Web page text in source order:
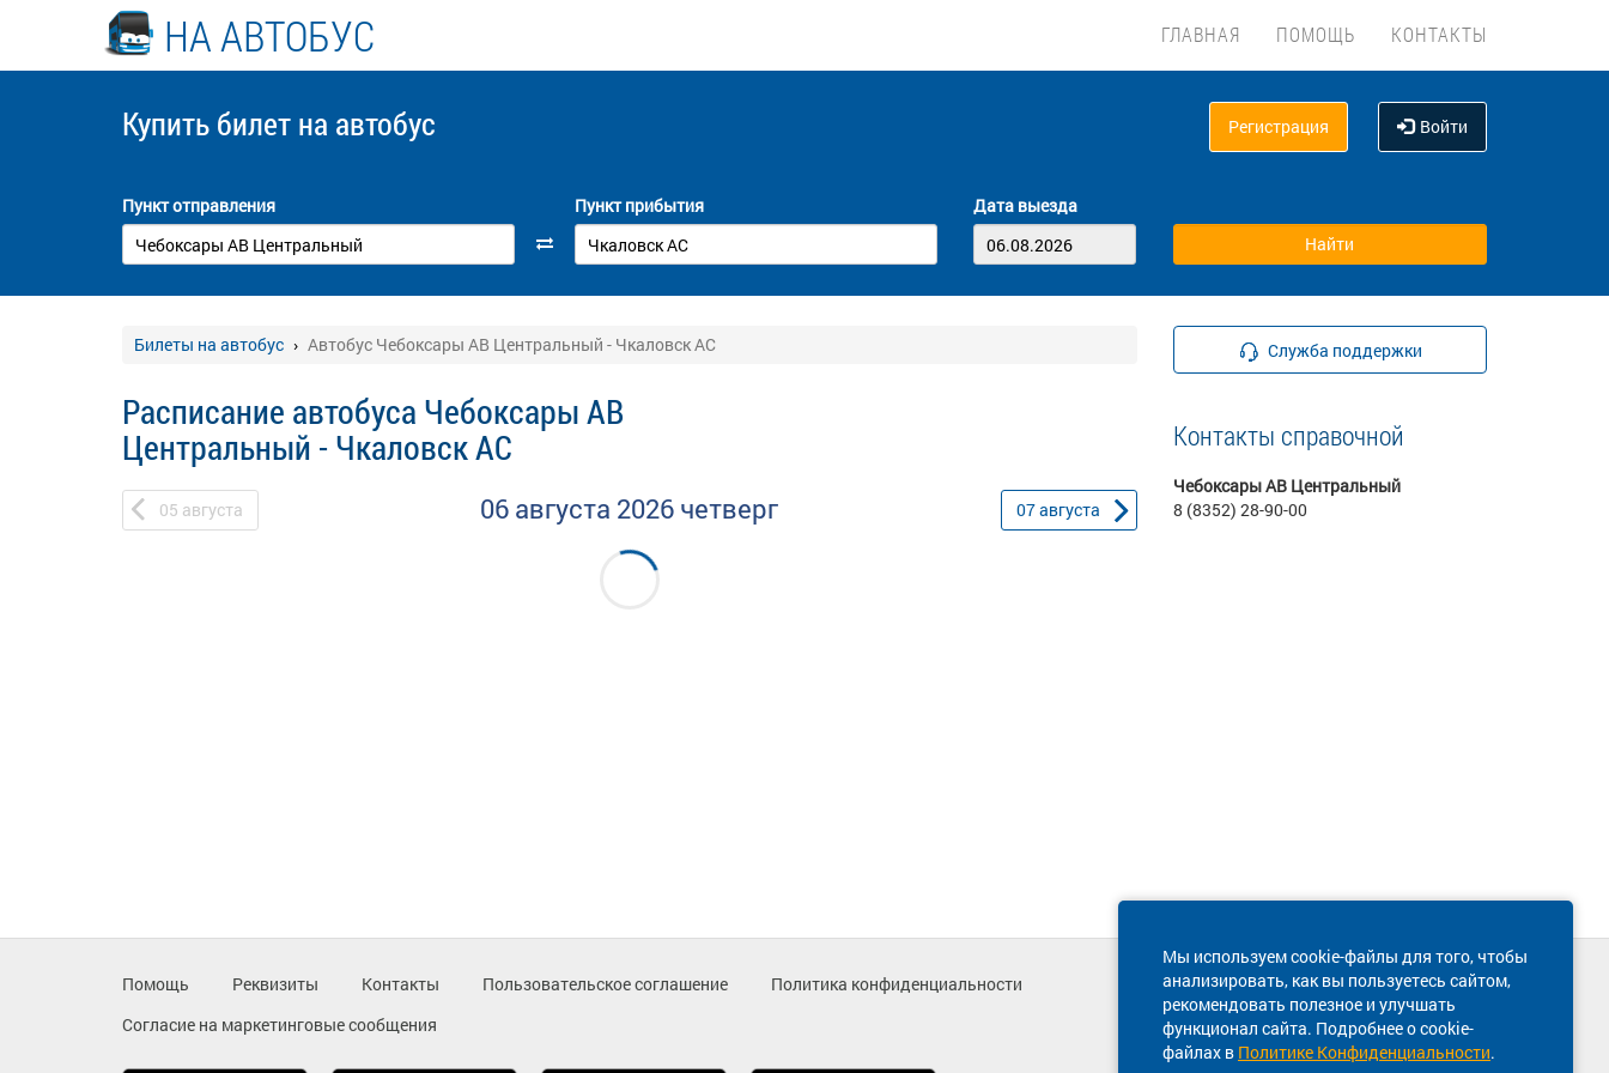
НА АВТОБУС ГЛАВНАЯ ПОМОЩЬ КОНТАКТЫ
Купить билет на автобус Регистрация Войти
Пункт отправления Пункт прибытия Дата выезда
Билеты на автобус Автобус Чебоксары АВ Центральный - Чкаловск АС
Расписание автобуса Чебоксары АВ
Центральный - Чкаловск АС
05 августа 06 августа 2026 четверг 07августа
Служба поддержки
Контакты справочной
Чебоксары АВ Центральный
8 (8352) 28-90-00
Мы используем cookie-файлы для того, чтобы
анализировать, как вы пользуетесь сайтом,
рекомендовать полезное и улучшать
функционал сайта. Подробнее о cookie-
файлах в Политике Конфиденциальности.
Помощь Реквизиты Контакты Пользовательское соглашение
Политика конфиденциальности
Согласие на маркетинговые сообщения
Техническая поддержка сайта
8 800 600-03-38